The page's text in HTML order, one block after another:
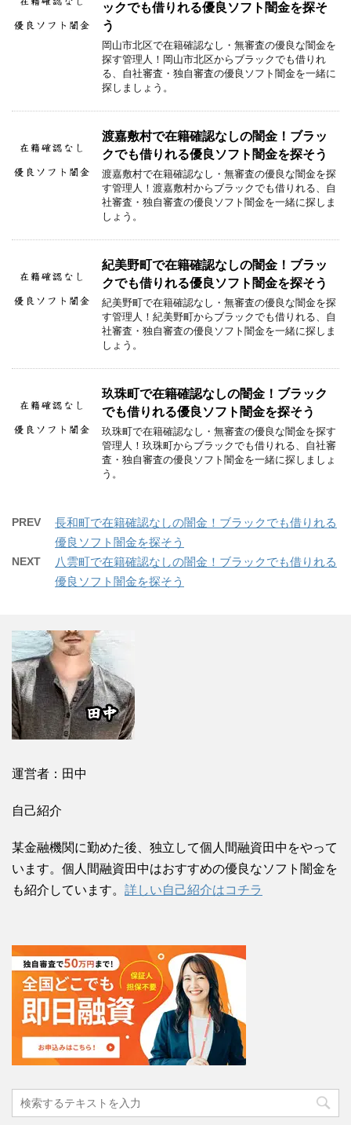
ックでも借りれる優良ソフト闇金を探そ
う
岡山市北区で在籍確認なし・無審査の優良な闇金を
探す管理人！岡山市北区からブラックでも借りれ
る、自社審査・独自審査の優良ソフト闇金を一緒に
探しましょう。
渡嘉敷村で在籍確認なしの闇金！ブラッ
クでも借りれる優良ソフト闇金を探そう
渡嘉敷村で在籍確認なし・無審査の優良な闇金を探
す管理人！渡嘉敷村からブラックでも借りれる、自
社審査・独自審査の優良ソフト闇金を一緒に探しま
しょう。
紀美野町で在籍確認なしの闇金！ブラッ
クでも借りれる優良ソフト闇金を探そう
紀美野町で在籍確認なし・無審査の優良な闇金を探
す管理人！紀美野町からブラックでも借りれる、自
社審査・独自審査の優良ソフト闇金を一緒に探しま
しょう。
玖珠町で在籍確認なしの闇金！ブラック
でも借りれる優良ソフト闇金を探そう
玖珠町で在籍確認なし・無審査の優良な闇金を探す
管理人！玖珠町からブラックでも借りれる、自社審
査・独自審査の優良ソフト闇金を一緒に探しましょ
う。
PREV
長和町で在籍確認なしの闇金！ブラックでも借りれる
優良ソフト闇金を探そう
NEXT
八雲町で在籍確認なしの闇金！ブラックでも借りれる
優良ソフト闇金を探そう
運営者：田中
自己紹介
某金融機関に勤めた後、独立して個人間融資田中をやって
います。個人間融資田中はおすすめの優良なソフト闇金を
も紹介しています。 詳しい自己紹介はコチラ